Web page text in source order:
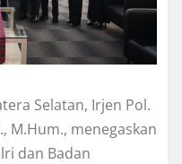
Selatan, Irjen Pol.
M.Hum., menegaskan
dan Badan